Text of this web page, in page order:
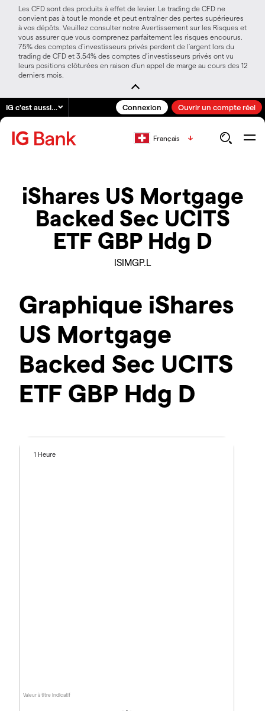
Les CFD sont des produits à effet de levier. Le trading de CFD ne
convient pas à tout le monde et peut entraîner des pertes supérieures
à vos dépôts. Veuillez consulter notre Avertissement sur les Risques et
vous assurer que vous comprenez parfaitement les risques encourus.
75% des comptes d’investisseurs privés perdent de l’argent lors du
trading de CFD et 3.54% des comptes d’investisseurs privés ont vu
leurs positions clôturées en raison d’un appel de marge au cours des 12
derniers mois.
IG c'est aussi… Connexion Ouvrir un compte réel
Français
iShares US Mortgage
Backed Sec UCITS
ETF GBP Hdg D
ISIMGP.L
Graphique iShares
US Mortgage
Backed Sec UCITS
ETF GBP Hdg D
Valeur à titre indicatif
1 Heure